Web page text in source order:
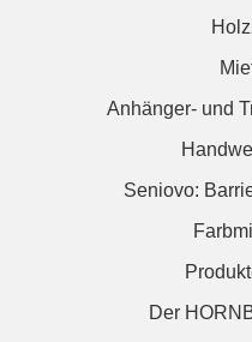
Anhänger- und
Seniovo:
Der